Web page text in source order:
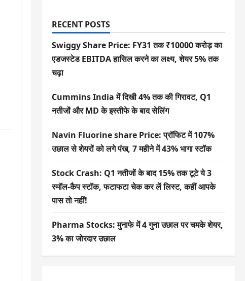
RECENT POSTS
Swiggy Share Price: FY31 तक ₹10000 करोड़ का
एडजस्टेड EBITDA हासिल करने का लक्ष्य, शेयर 5% तक
चढ़ा
Cummins India में दिखी 4% तक की गिरावट, Q1
नतीजों और MD के इस्तीफे के बाद सेलिंग
Navin Fluorine share Price: प्रॉफिट में 107%
उछाल से शेयरों को लगे पंख, 7 महीने में 43% भागा स्टॉक
Stock Crash: Q1 नतीजों के बाद 15% तक टूटे ये 3
स्मॉल-कैप स्टॉक, फटाफटा चेक कर लें लिस्ट, कहीं आपके
पास तो नहीं!
Pharma Stocks: मुनाफे में 4 गुना उछाल पर चमके शेयर,
3% का जोरदार उछाल